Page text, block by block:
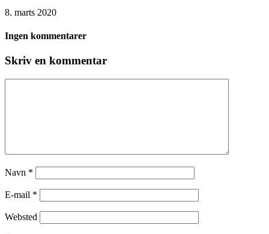
8. marts 2020
Ingen kommentarer
Skriv en kommentar
Navn *
E-mail *
Websted